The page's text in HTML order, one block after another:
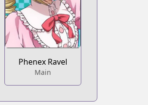
Phenex Ravel
Main